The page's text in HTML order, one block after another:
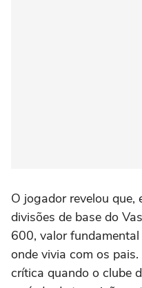
O jogador revelou
divisões de base do
600, valor
onde vivia com os
crítica quando o clube